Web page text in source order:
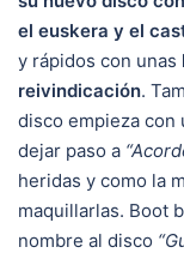
el euskera y el
y rápidos con unas
reivindicación.
disco empieza con
dejar paso a
heridas y como la
maquillarlas. Boot
nombre al disco